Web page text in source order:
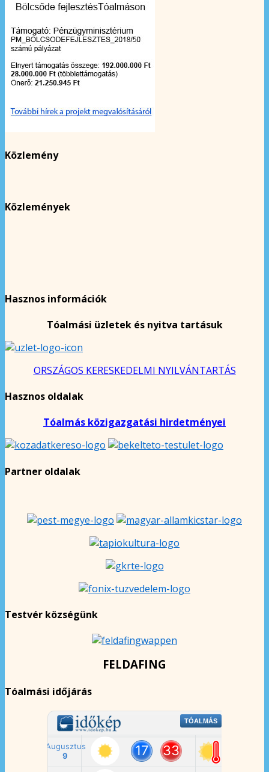
Közlemény
Közlemények
Hasznos információk
Tóalmási üzletek és nyitva tartásuk
ORSZÁGOS KERESKEDELMI NYILVÁNTARTÁS
Hasznos oldalak
Tóalmás közigazgatási hirdetményei
Partner oldalak
Testvér községünk
FELDAFING
Tóalmási időjárás